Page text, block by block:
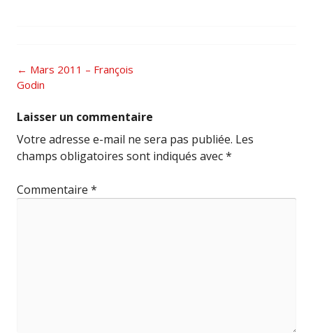
Post
navigation
← Mars 2011 – François
Godin
Laisser un commentaire
Votre adresse e-mail ne sera pas publiée. Les
champs obligatoires sont indiqués avec*
Commentaire *